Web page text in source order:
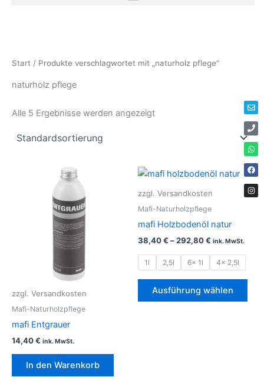
Start / Produkte verschlagwortet mit „naturholz pflege“
naturholz pflege
Alle 5 Ergebnisse werden angezeigt
zzgl. Versandkosten
Mafi-Naturholzpflege
mafi Entgrauer
14,40€ ink. MwSt.
In den Warenkorb
zzgl. Versandkosten
Mafi-Naturholzpflege
mafi Holzbodenöl natur
38,40€ –292,80€ ink. MwSt.
1l 2,5l 6x 1l 4x 2,5l
Ausführung wählen
auf